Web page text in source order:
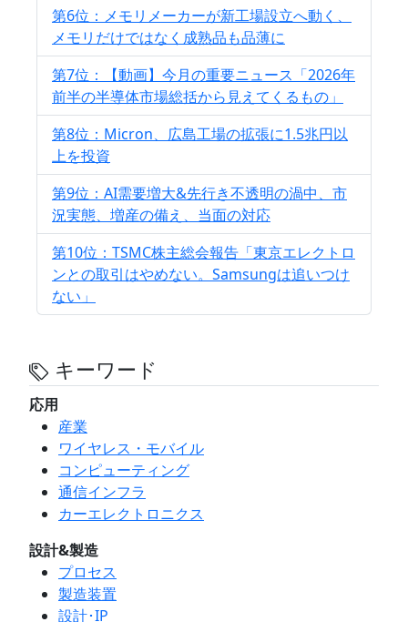
第6位：メモリメーカーが新工場設立へ動く、
メモリだけではなく成熟品も品薄に
第7位：【動画】今月の重要ニュース「2026年
前半の半導体市場総括から見えてくるもの」
第8位：Micron、広島工場の拡張に1.5兆円以
上を投資
第9位：AI需要増大&先行き不透明の渦中、市
況実態、増産の備え、当面の対応
第10位：TSMC株主総会報告「東京エレクトロ
ンとの取引はやめない。Samsungは追いつけ
ない」
キーワード
応用
産業
ワイヤレス・モバイル
コンピューティング
通信インフラ
カーエレクトロニクス
設計&製造
プロセス
製造装置
設計･IP